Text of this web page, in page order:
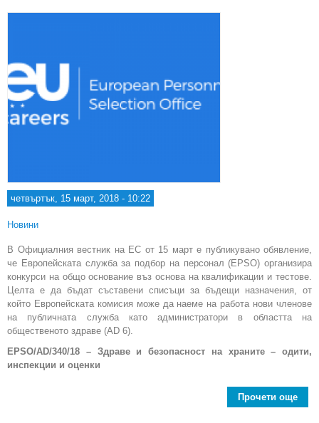
четвъртък, 15 март, 2018 - 10:22
Новини
В Официалния вестник на ЕС от 15 март е публикувано обявление,
че Европейската служба за подбор на персонал (EPSO) организира
конкурси на общо основание въз основа на квалификации и тестове.
Целта е да бъдат съставени списъци за бъдещи назначения, от
който Европейската комисия може да наеме на работа нови членове
на публичната служба като администратори в областта на
общественото здраве (AD 6).
EPSO/AD/340/18 – Здраве и безопасност на храните – одити,
инспекции и оценки
Прочети още